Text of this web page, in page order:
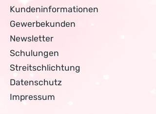
Kundeninformationen
Gewerbekunden
Newsletter
Schulungen
Streitschlichtung
Datenschutz
Impressum